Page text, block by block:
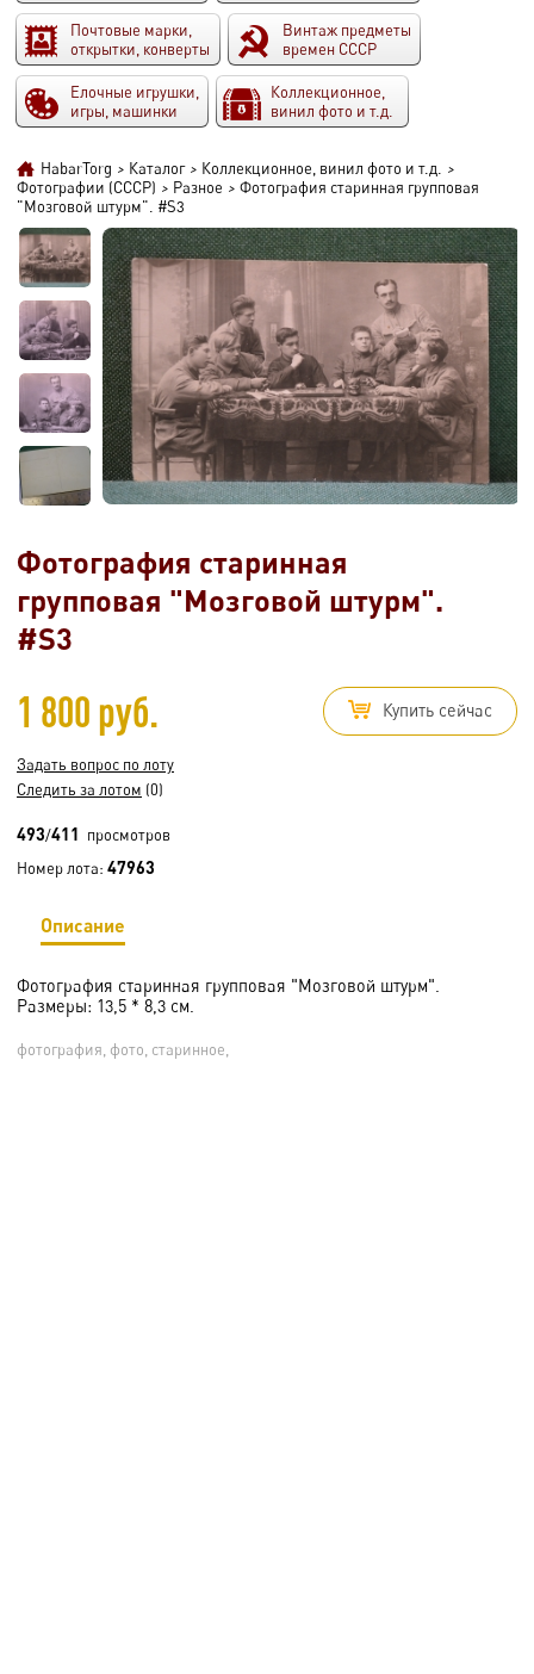
Почтовые марки,
открытки, конверты
Винтаж предметы
времен СССР
Елочные игрушки,
игры, машинки
Коллекционное,
винил фото и т.д.
HabarTorg > Каталог > Коллекционное, винил фото и т.д.
>
Фотографии (СССР) > Разное > Фотография старинная групповая
"Мозговой штурм". #S3
Фотография старинная
групповая "Мозговой штурм".
#S3
1 800 руб. Купить сейчас
Задать вопрос по лоту
Следить за лотом (0)
493/411 просмотров
Номер лота: 47963
Описание
Фотография старинная групповая "Мозговой штурм".
Размеры: 13,5 * 8,3 см.
фотография, фото, старинное,